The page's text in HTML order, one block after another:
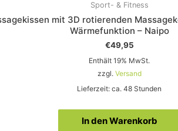
Sport- & Fitness
mit 3D rotierenden
Wärmefunktion – Naipo
€49,95
Enthält 19% MwSt.
zzgl. Versand
Lieferzeit: ca. 48 Stunden
In den Warenkorb